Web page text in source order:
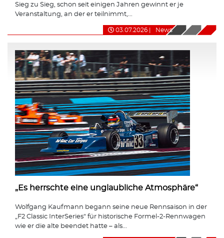
Sieg zu Sieg, schon seit einigen Jahren gewinnt er je
Veranstaltung, an der er teilnimmt,...
03.07.2026 News
„Es herrschte eine unglaubliche Atmosphäre“
Wolfgang Kaufmann begann seine neue Rennsaison in der
„F2 Classic InterSeries“ für historische Formel-2-Rennwagen
wie er die alte beendet hatte – als...